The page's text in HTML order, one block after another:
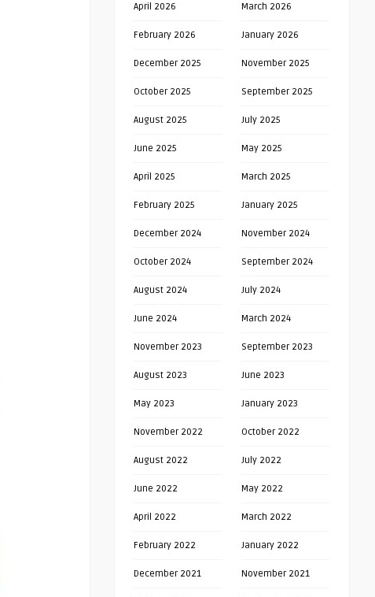
April 2026 March 2026
February 2026 January 2026
December 2025 November 2025
October 2025 September 2025
August 2025 July 2025
June 2025 May 2025
April 2025 March 2025
February 2025 January 2025
December 2024 November 2024
October 2024 September 2024
August 2024 July 2024
June 2024 March 2024
November 2023 September 2023
August 2023 June 2023
May 2023 January 2023
November 2022 October 2022
August 2022 July 2022
June 2022 May 2022
April 2022 March 2022
February 2022 January 2022
December 2021 November 2021